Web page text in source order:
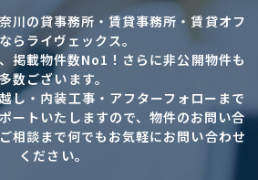
川の貸事務所・賃貸事務所・賃貸オフ
らライヴェックス。
掲載物件数No1！さらに非公開物件も
多数ございます。
し・内装工事・アフターフォローまで
ートいたしますので、物件のお問い合
相談まで何でもお気軽にお問い合わせ
ください。